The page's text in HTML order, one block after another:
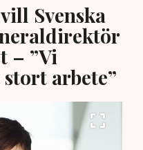
Svenska
– ”Vi
arbete”